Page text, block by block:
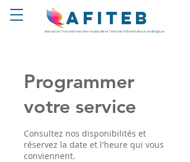
Afiteb
Association Francophone Inter hospitalière Techniciens Biomédicaux de Belgique
Programmer
votre service
Consultez nos disponibilités et
réservez la date et l'heure qui vous
conviennent.